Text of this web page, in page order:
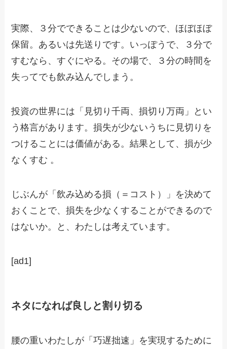
実際、３分でできることは少ないので、ほぼほぼ
保留。あるいは先送りです。いっぽうで、３分で
すむなら、すぐにやる。その場で、３分の時間を
失ってでも飲み込んでしまう。
投資の世界には「見切り千両、損切り万両」とい
う格言があります。損失が少ないうちに見切りを
つけることには価値がある。結果として、損が少
なくすむ 。
じぶんが「飲み込める損（＝コスト）」を決めて
おくことで、損失を少なくすることができるので
はないか。と、わたしは考えています。
[ad1]
ネタになれば良しと割り切る
腰の重いわたしが「巧遅拙速」を実現するために